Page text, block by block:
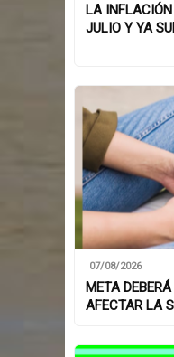
LA
JULIO Y YA
07/08/2026
META
AFECTAR LA